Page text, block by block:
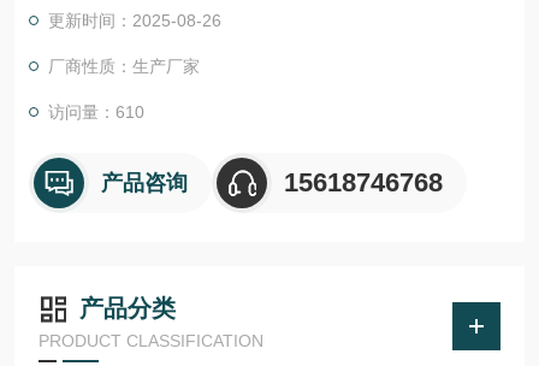
质控制，第三方检测机构，实验室产品性能验证，质量技术监督
更新时间：2025-08-26
厂商性质：生产厂家
访问量：610
产品咨询 15618746768
产品分类
PRODUCT CLASSIFICATION